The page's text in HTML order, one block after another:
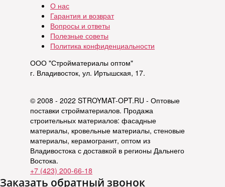
О нас
Гарантия и возврат
Вопросы и ответы
Полезные советы
Политика конфиденциальности
ООО "Стройматериалы оптом"
г. Владивосток, ул. Иртышская, 17.
© 2008 - 2022 STROYMAT-OPT.RU - Оптовые
поставки стройматериалов. Продажа
строительных материалов: фасадные
материалы, кровельные материалы, стеновые
материалы, керамогранит, оптом из
Владивостока с доставкой в регионы Дальнего
Востока.
+7 (423) 200-66-18
Заказать обратный звонок